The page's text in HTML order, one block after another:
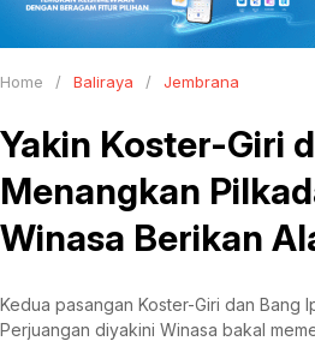
Home / Baliraya / Jembrana
Yakin Koster-Giri
Menangkan
Winasa Berikan
Kedua pasangan Koster-Giri dan Bang
Perjuangan diyakini Winasa bakal